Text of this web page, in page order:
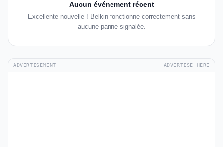
Aucun événement récent
Excellente nouvelle ! Belkin fonctionne correctement sans
aucune panne signalée.
ADVERTISEMENT ADVERTISE HERE